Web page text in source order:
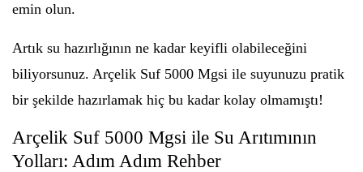
emin olun.
Artık su hazırlığının ne kadar keyifli olabileceğini
biliyorsunuz. Arçelik Suf 5000 Mgsi ile suyunuzu pratik
bir şekilde hazırlamak hiç bu kadar kolay olmamıştı!
Arçelik Suf 5000 Mgsi ile Su Arıtımının
Yolları: Adım Adım Rehber